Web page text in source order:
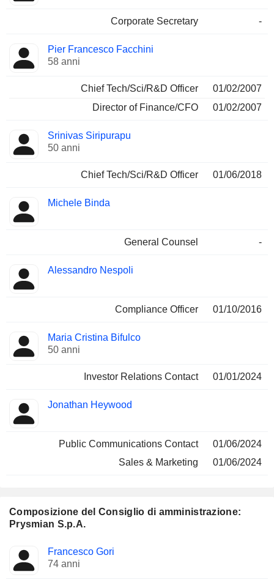
Corporate Secretary -
Pier Francesco Facchini
58 anni
Chief Tech/Sci/R&D Officer
01/02/2007
Director of Finance/CFO
01/02/2007
Srinivas Siripurapu
50 anni
Chief Tech/Sci/R&D Officer 01/06/2018
Michele Binda
General Counsel -
Alessandro Nespoli
Compliance Officer 01/10/2016
Maria Cristina Bifulco
50 anni
Investor Relations Contact 01/01/2024
Jonathan Heywood
Public Communications Contact
01/06/2024
Sales & Marketing
01/06/2024
Composizione del Consiglio di amministrazione:
Prysmian S.p.A.
Amministratore Comitati
Francesco Gori
74 anni